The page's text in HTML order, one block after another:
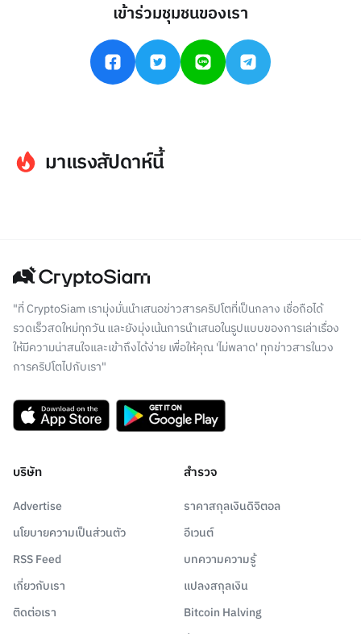
เข้าร่วมชุมชนของเรา
มาแรงสัปดาห์นี้
"ที่ CryptoSiam เรามุ่งมั่นนำเสนอข่าวสารคริปโตที่เป็นกลาง เชื่อถือได้
รวดเร็วสดใหม่ทุกวัน และยังมุ่งเน้นการนำเสนอในรูปแบบของการเล่าเรื่อง
ให้มีความน่าสนใจและเข้าถึงได้ง่าย เพื่อให้คุณ 'ไม่พลาด' ทุกข่าวสารในวง
การคริปโตไปกับเรา"
บริษัท
Advertise
นโยบายความเป็นส่วนตัว
RSS Feed
เกี่ยวกับเรา
ติดต่อเรา
สำรวจ
ราคาสกุลเงินดิจิตอล
อีเวนต์
บทความความรู้
แปลงสกุลเงิน
Bitcoin Halving